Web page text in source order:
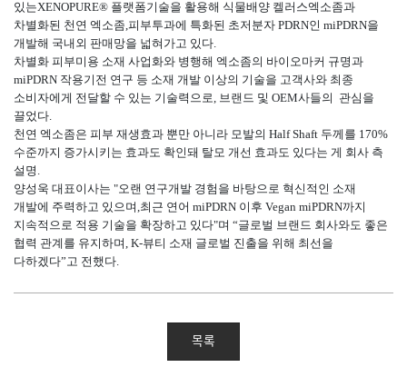
있는XENOPURE® 플랫폼기술을 활용해 식물배양 켈러스엑소좀과
차별화된 천연 엑소좀,피부투과에 특화된 초저분자 PDRN인 miPDRN을
개발해 국내외 판매망을 넓혀가고 있다.
차별화 피부미용 소재 사업화와 병행해 엑소좀의 바이오마커 규명과
miPDRN 작용기전 연구 등 소재 개발 이상의 기술을 고객사와 최종
소비자에게 전달할 수 있는 기술력으로, 브랜드 및 OEM사들의 관심을
끌었다.
천연 엑소좀은 피부 재생효과 뿐만 아니라 모발의 Half Shaft 두께를 170%
수준까지 증가시키는 효과도 확인돼 탈모 개선 효과도 있다는 게 회사 측
설명.
양성욱 대표이사는 "오랜 연구개발 경험을 바탕으로 혁신적인 소재
개발에 주력하고 있으며,최근 연어 miPDRN 이후 Vegan miPDRN까지
지속적으로 적용 기술을 확장하고 있다"며 “글로벌 브랜드 회사와도 좋은
협력 관계를 유지하며, K-뷰티 소재 글로벌 진출을 위해 최선을
다하겠다”고 전했다.
목록